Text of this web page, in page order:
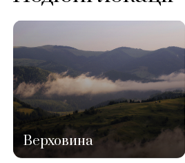
Верховина